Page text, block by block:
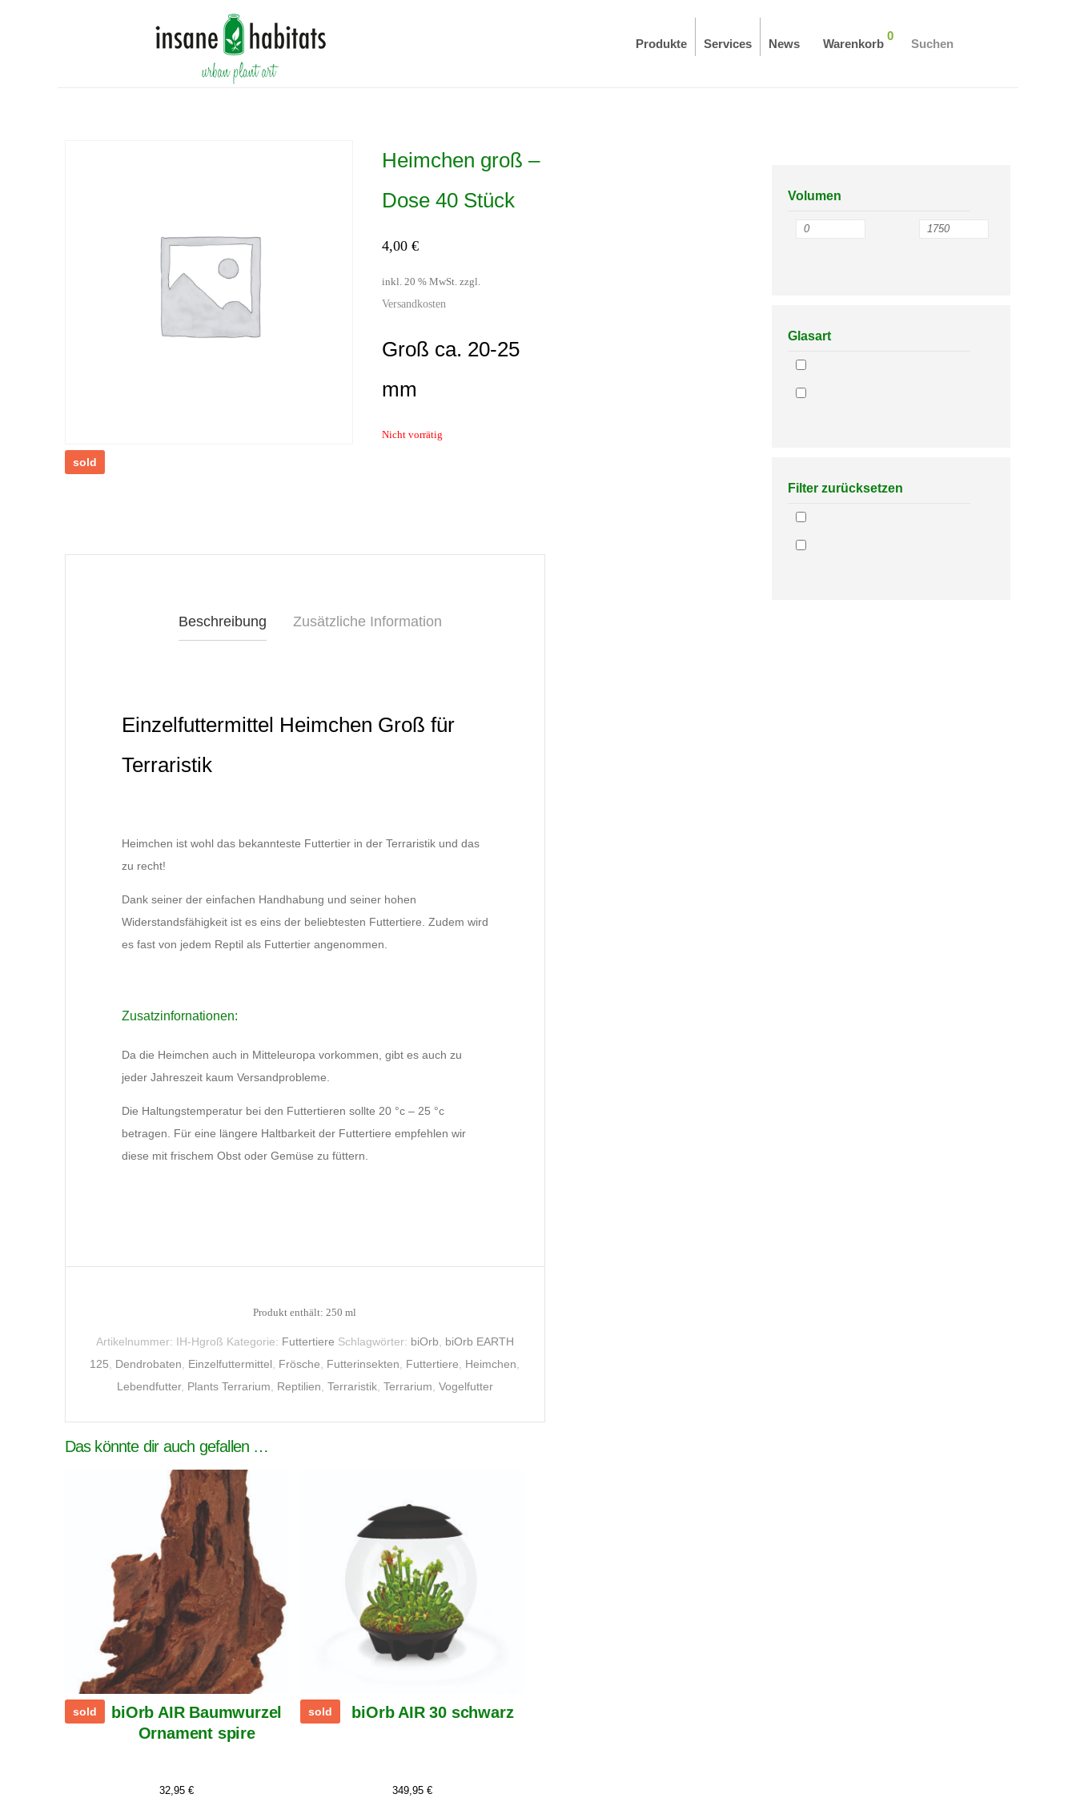
Suchen
Warenkorb
0
Produkte Services News
sold
Heimchen groß –
Dose 40 Stück
4,00 €
inkl. 20 % MwSt. zzgl.
Versandkosten
Groß ca. 20-25
mm
Nicht vorrätig
Beschreibung Zusätzliche Information
Einzelfuttermittel Heimchen Groß für
Terraristik
Heimchen ist wohl das bekannteste Futtertier in der Terraristik und das
zu recht!
Dank seiner der einfachen Handhabung und seiner hohen
Widerstandsfähigkeit ist es eins der beliebtesten Futtertiere. Zudem wird
es fast von jedem Reptil als Futtertier angenommen.
Zusatzinfornationen:
Da die Heimchen auch in Mitteleuropa vorkommen, gibt es auch zu
jeder Jahreszeit kaum Versandprobleme.
Die Haltungstemperatur bei den Futtertieren sollte 20 °c – 25 °c
betragen. Für eine längere Haltbarkeit der Futtertiere empfehlen wir
diese mit frischem Obst oder Gemüse zu füttern.
Produkt enthält: 250ml
Artikelnummer: IH-Hgroß Kategorie: Futtertiere Schlagwörter: biOrb
biOrb EARTH
125
Dendrobaten Einzelfuttermittel Frösche Futterinsekten Futtertiere Heimchen
Lebendfutter, Plants Terrarium Reptilien Terraristik, Terrarium Vogelfutter
Das könnte dir auch gefallen …
sold
biOrb AIR Baumwurzel
Ornament spire
32,95€
sold biOrb AIR 30 schwarz
349,95€
Volumen
Glasart
Filter zurücksetzen